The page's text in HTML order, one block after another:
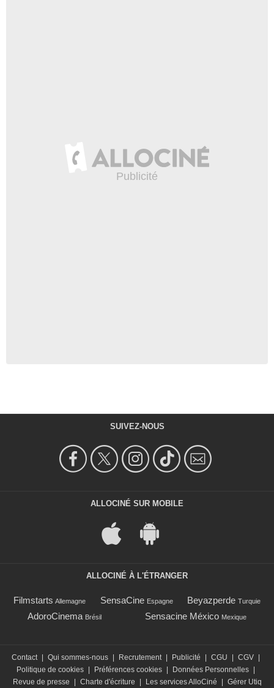
SUIVEZ-NOUS
ALLOCINÉ SUR MOBILE
ALLOCINÉ À L'ÉTRANGER
Filmstarts Allemagne SensaCine Espagne Beyazperde Turquie
AdoroCinema Brésil Sensacine México Mexique
Contact Qui sommes-nous Recrutement Publicité CGU CGV
Politique de cookies
Préférences cookies Données Personnelles
Revue de presse
Charte d'écriture Les services AlloCiné Gérer Utiq